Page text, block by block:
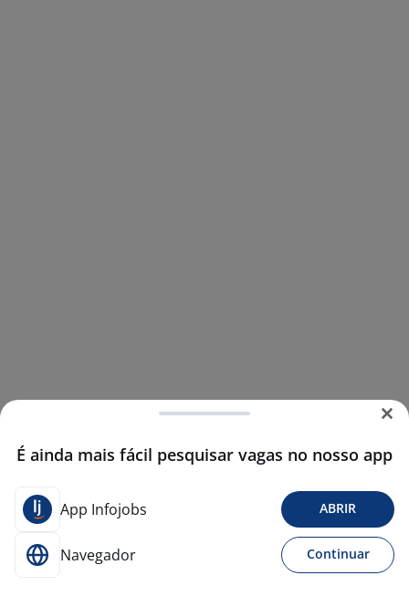
É ainda mais fácil pesquisar vagas no nosso app
App Infojobs ABRIR
Navegador Continuar